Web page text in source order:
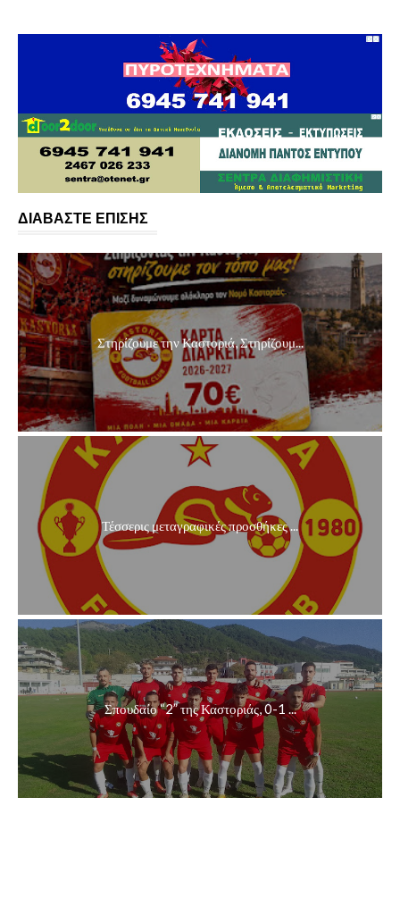
ΔΙΑΒΑΣΤΕ ΕΠΙΣΗΣ
Στηρίζουμε την Καστοριά, Στηρίζουμ...
Τέσσερις μεταγραφικές προσθήκες ...
Σπουδαίο “2” της Καστοριάς, 0-1 ...